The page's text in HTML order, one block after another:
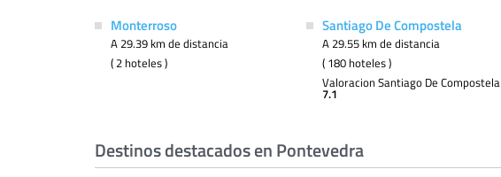
Monterroso
A 29.39 km de distancia
( 2 hoteles )
Santiago De Compostela
A 29.55 km de distancia
( 180 hoteles )
Valoracion Santiago De Compostela
7.1
Destinos destacados en Pontevedra